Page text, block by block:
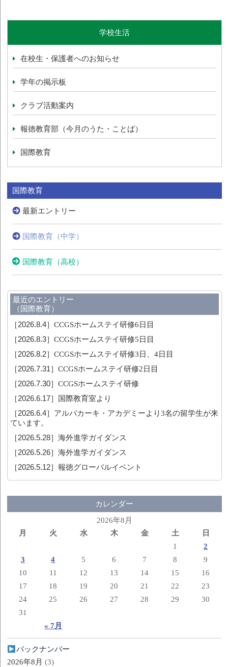
学校生活
在校生・保護者へのお知らせ
学年の掲示板
クラブ活動案内
報徳教育部（今月のうた・ことば）
国際教育
国際教育
最新エントリー
国際教育（中学）
国際教育（高校）
最近のエントリー
（国際教育）
［2026.8.4］CCGSホームステイ研修6日目
［2026.8.3］CCGSホームステイ研修5日目
［2026.8.2］CCGSホームステイ研修3日、4日目
［2026.7.31］CCGSホームステイ研修2日目
［2026.7.30］CCGSホームステイ研修
［2026.6.17］ 国際教育室より
［2026.6.4］ アルバカーキ・アカデミーより3名の留学生が来
ています。
［2026.5.28］海外進学ガイダンス
［2026.5.26］海外進学ガイダンス
［2026.5.12］報徳グローバルイベント
カレンダー
2026年8月
月
火 水 木 金 土 日
« 7月
1
2
3
4 5 6 7 8
9
10
11 12 13 14 15
16
17
18 19 20 21 22
23
24
25 26 27 28 29
30
31
バックナンバー
2026年8月 (3)